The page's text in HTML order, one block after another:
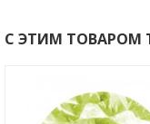
С ЭТИМ ТОВАРОМ